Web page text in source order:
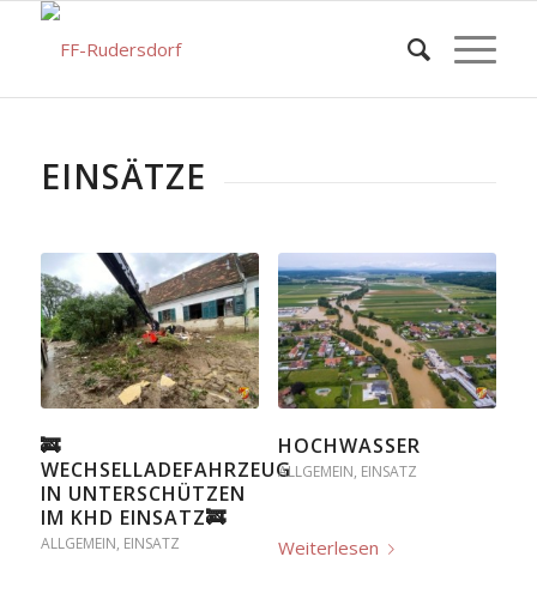
EINSÄTZE
🚒
WECHSELLADEFAHRZEUG
IN UNTERSCHÜTZEN
IM KHD EINSATZ🚒
ALLGEMEIN, EINSATZ
HOCHWASSER
ALLGEMEIN, EINSATZ
Weiterlesen